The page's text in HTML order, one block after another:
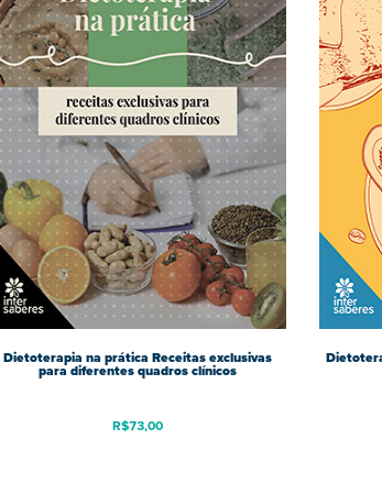
Dietoterapia na prática Receitas exclusivas
para diferentes quadros clínicos
R$73,00